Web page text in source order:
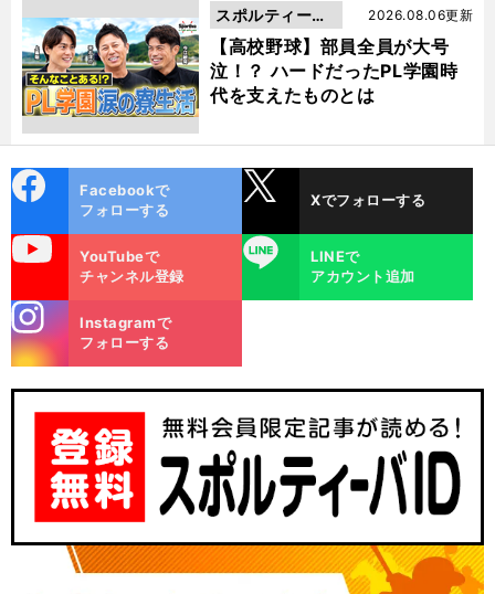
【高校野球】部員全員が大号
泣！？ ハードだったPL学園時
代を支えたものとは
2026.08.06更新
スポルティーバ
動画
ok
Facebookで
フォローする
Xでフォローする
YouTubeで
チャンネル登録
LINE
LINEで
アカウント追加
m
Instagramで
フォローする